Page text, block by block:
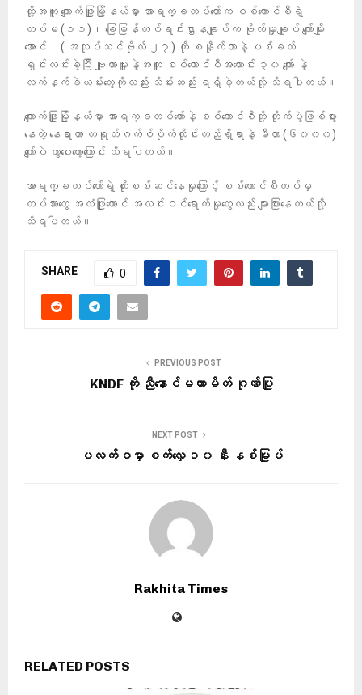
ထို့အတူ ကျောက်ဖြူမြို့နယ်မှာ အာရက္ခတပ်တော်က စစ်ကောင်စီရဲ့
တပ်မ (၁၁)၊ ခြေမြန်တပ်ရင်းဌာနချုပ်က ဗိုလ်မှူးချုပ် ကျော်မျိုး
အောင်၊ ( အလုပ်သင်ဗိုလ် ၂၇) ကို စနိုက်ဘာနဲ့ ပစ်ခတ်
ရှင်းလင်းခဲ့ပြီး ဗျူဟာမှူးနဲ့အတူ စစ်ကောင်စီအလောင်း ၃၀ ကျော် နဲ့
လက်နက်ခဲယမ်းတွေကိုလည်း သိမ်းဆည်း ရရှိခဲ့တယ်လို့ သိရပါတယ်။
ကျောက်ဖြူမြို့နယ်မှာ အာရက္ခတပ်တော်နဲ့ စစ်ကောင်စီတို့ တိုက်ပွဲဖြစ်ပွား
နေတဲ့ နေရာဟာ တရုတ်ဂက်စ်ပိုက်လိုင်းတည်ရှိရာနဲ့ မီတာ (၆၀၀၀)
ကျော်ပဲ ကွာဝေးတော့ကြောင်း သိရပါတယ်။
အာရက္ခတပ်တော်ရဲ့ ထိုးစစ်ဆင်နေမှုကြောင့် စစ်ကောင်စီတပ်မှ
တပ်သားတွေ အလံဖြူထောင် အလင်းဝင်ရောက်မှုတွေလည်း များပြားနေတယ်လို့
သိရပါတယ်။
SHARE 0
PREVIOUS POST
KNDF ကို ညီနောင်မဟာမိတ် ဂုဏ်ပြု
NEXT POST
ပလက်ဝမှာ စက်လှေ ၁၀ နီး နစ်မြုပ်
Rakhita Times
RELATED POSTS